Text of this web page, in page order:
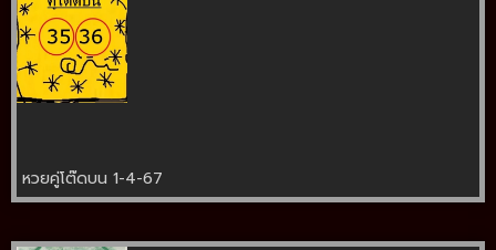
หวยคู่โต๊ดบน 1-4-67